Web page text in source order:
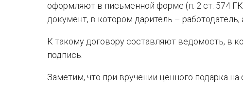
оформляют в письменной форме (п. 2 ст. 574
документ, в котором даритель –
К такому договору составляют ведомость, в
подпись.
Заметим, что при вручении ценного подарка